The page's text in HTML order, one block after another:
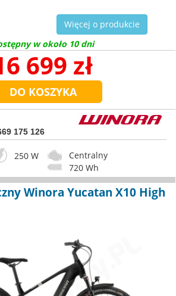
Więcej o produkcie
w około 10 dni
699 zł
175 126
250 W
Centralny
720 Wh
Winora Yucatan X10 High